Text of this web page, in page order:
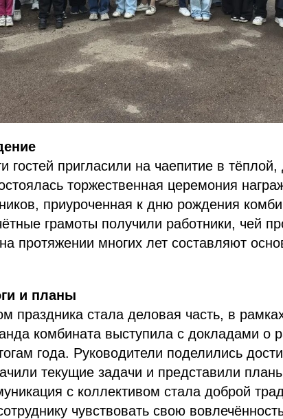
гостей пригласили на чаепитие в тёплой,
торжественная церемония
приуроченная к дню рождения
грамоты получили работники, чей
протяжении многих лет составляют
и планы
праздника стала деловая часть, в
комбината выступила с докладами о
года. Руководители поделились
текущие задачи и представили
с коллективом стала доброй
чувствовать свою